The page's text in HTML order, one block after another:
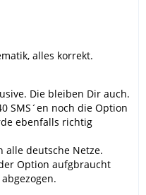
alles korrekt.
Die bleiben Dir auch.
SMS´en noch die Option
ebenfalls richtig
alle deutsche Netze.
Option aufgbraucht